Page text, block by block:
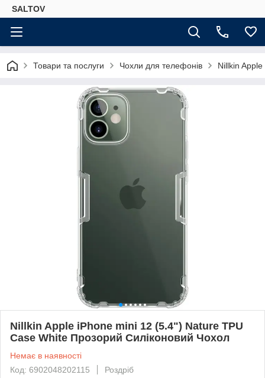
SALTOV
Товари та послуги Чохли для телефонів Nillkin
Nillkin Apple iPhone mini 12 (5.4") Nature TPU
Case White Прозорий Силіконовий Чохол
Немає в наявності
Код: 6902048202115
Роздріб